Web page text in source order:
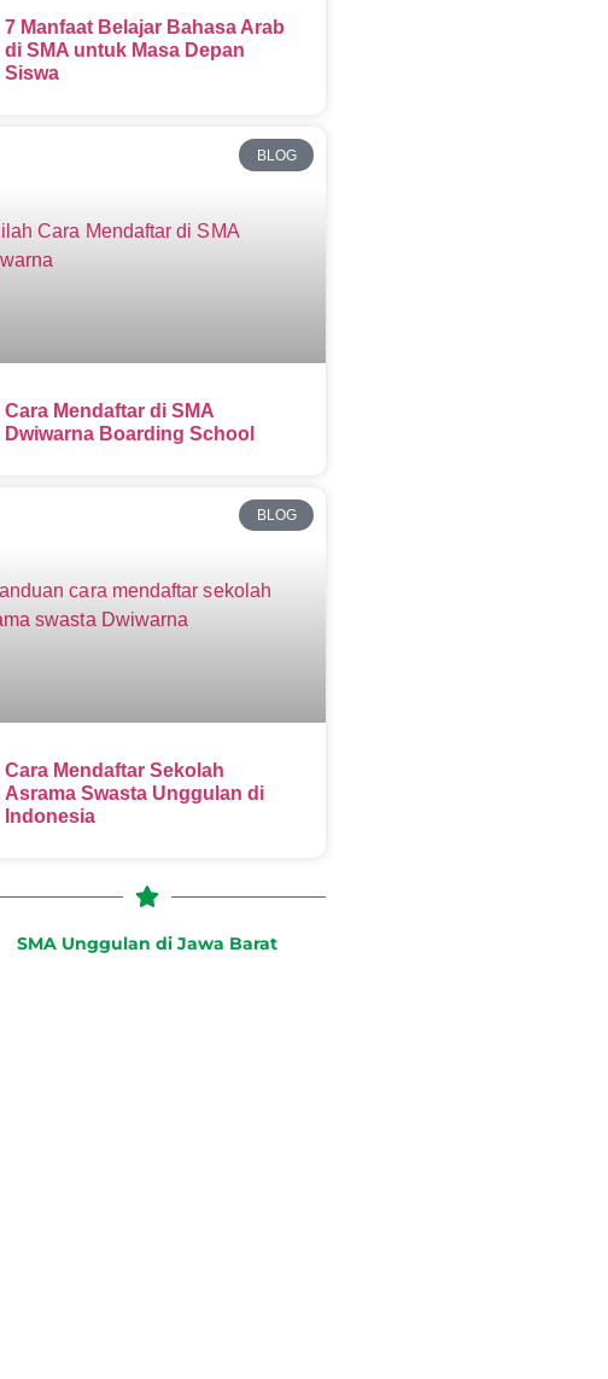
7 Manfaat Belajar Bahasa Arab
di SMA untuk Masa Depan
Siswa
BLOG
Cara Mendaftar di SMA
Dwiwarna Boarding School
BLOG
Cara Mendaftar Sekolah
Asrama Swasta Unggulan di
Indonesia
SMA Unggulan di Jawa Barat